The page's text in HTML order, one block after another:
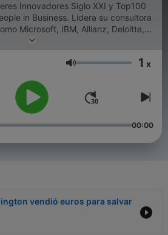
Innovadores Siglo XXI y Top100
Lidera su consultora
Microsoft, IBM, Allianz, Deloitte,
Es advisor del Mobile World Capital,
el Postgrado en ED IL3 en la
a la crisis
que fue galardonado con los
blog europeo. Expansión lo nombró
independientes a seguir. Ha
lenguas) y ‘La Era de La Humanidad’.
Volumen 1 x
00:00
vendió euros para salvar